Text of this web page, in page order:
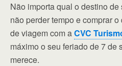
Não importa qual o destino
não perder tempo e comprar
de viagem com aCVC
máximo o seu feriado de 7 de
merece.